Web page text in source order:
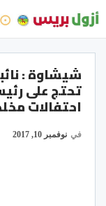
شيشاوة :
تحتج على
احتفالات
في نوفمبر 10, 2017